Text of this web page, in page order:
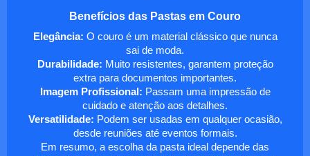
Benefícios das Pastas em Couro
Elegância: O couro é um material clássico que nunca
sai de moda.
Durabilidade: Muito resistentes, garantem proteção
extra para documentos importantes.
Imagem Profissional: Passam uma impressão de
cuidado e atenção aos detalhes.
Versatilidade: Podem ser usadas em qualquer ocasião,
desde reuniões até eventos formais.
Em resumo, a escolha da pasta ideal depende das